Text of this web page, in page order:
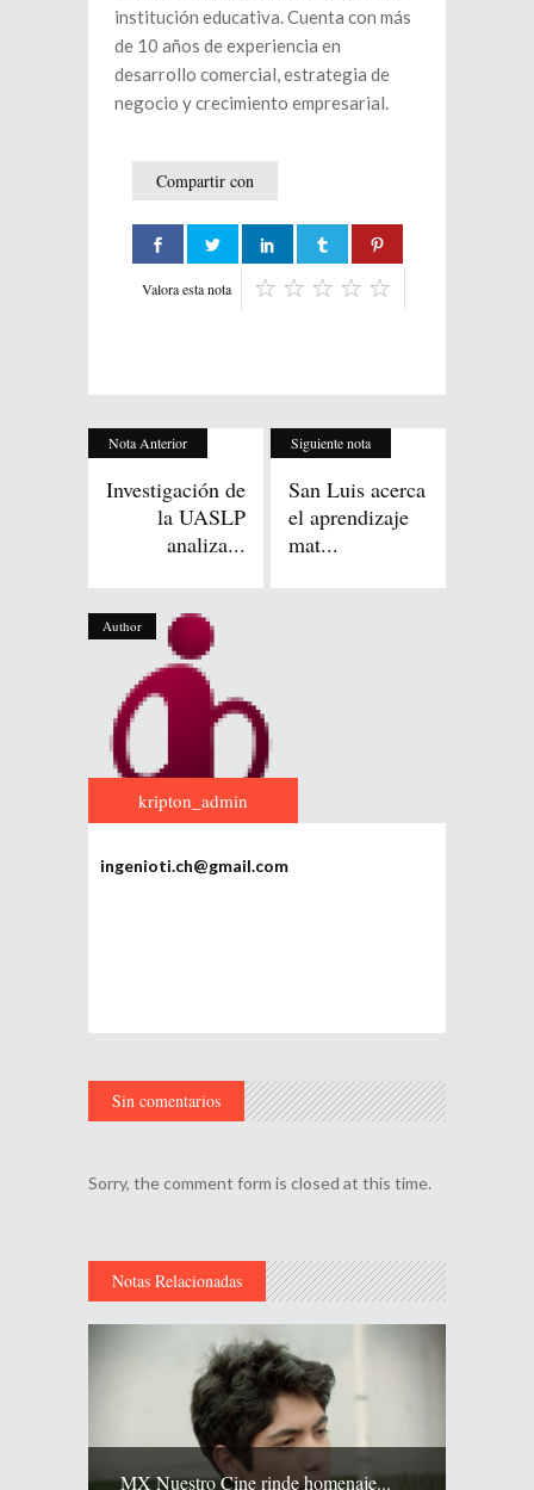
institución educativa. Cuenta con más
de 10 años de experiencia en
desarrollo comercial, estrategia de
negocio y crecimiento empresarial.
Compartir con
Valora esta nota
Nota Anterior
Investigación de
la UASLP
analiza...
Siguiente nota
San Luis acerca
el aprendizaje
mat...
Author
kripton_admin
ingenioti.ch@gmail.com
Sin comentarios
Sorry, the comment form is closed at this time.
Notas Relacionadas
MX Nuestro Cine rinde homenaje...